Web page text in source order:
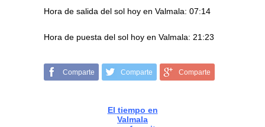
Hora de salida del sol hoy en Valmala: 07:14
Hora de puesta del sol hoy en Valmala: 21:23
Comparte Comparte Comparte
El tiempo en
Valmala